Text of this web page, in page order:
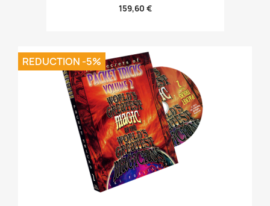
159,60 €
REDUCTION -5%